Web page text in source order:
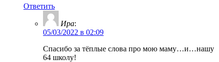
Ответить
Ира:
05/03/2022 в 02:09
Спасибо за тёплые слова про мою маму…и…нашу
64 школу!